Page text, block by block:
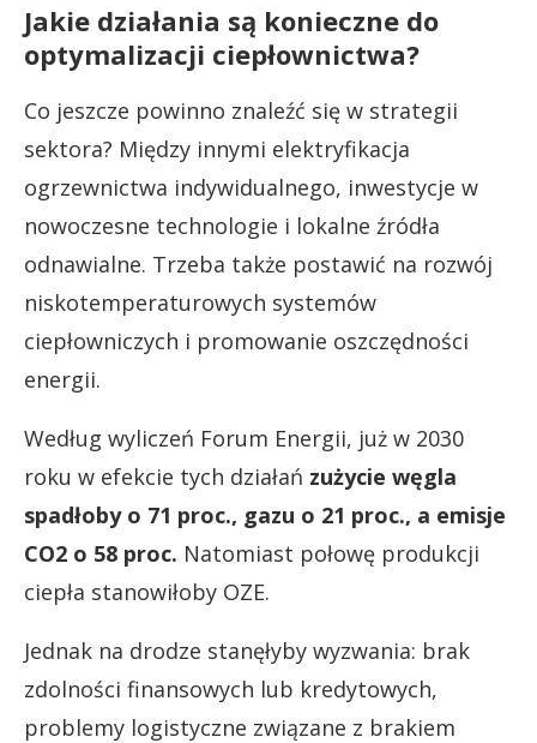
Jakie działania są konieczne do
optymalizacji ciepłownictwa?
Co jeszcze powinno znaleźć się w strategii
sektora? Między innymi elektryfikacja
ogrzewnictwa indywidualnego, inwestycje w
nowoczesne technologie i lokalne źródła
odnawialne. Trzeba także postawić na rozwój
niskotemperaturowych systemów
ciepłowniczych i promowanie oszczędności
energii.
Według wyliczeń Forum Energii, już w 2030
roku w efekcie tych działań zużycie węgla
spadłoby o 71 proc., gazu o 21 proc., a emisje
CO2 o 58 proc. Natomiast połowę produkcji
ciepła stanowiłoby OZE.
Jednak na drodze stanęłyby wyzwania: brak
zdolności finansowych lub kredytowych,
problemy logistyczne związane z brakiem